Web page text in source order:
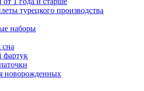
турецкого производства
наборы
фартук
новорожденных